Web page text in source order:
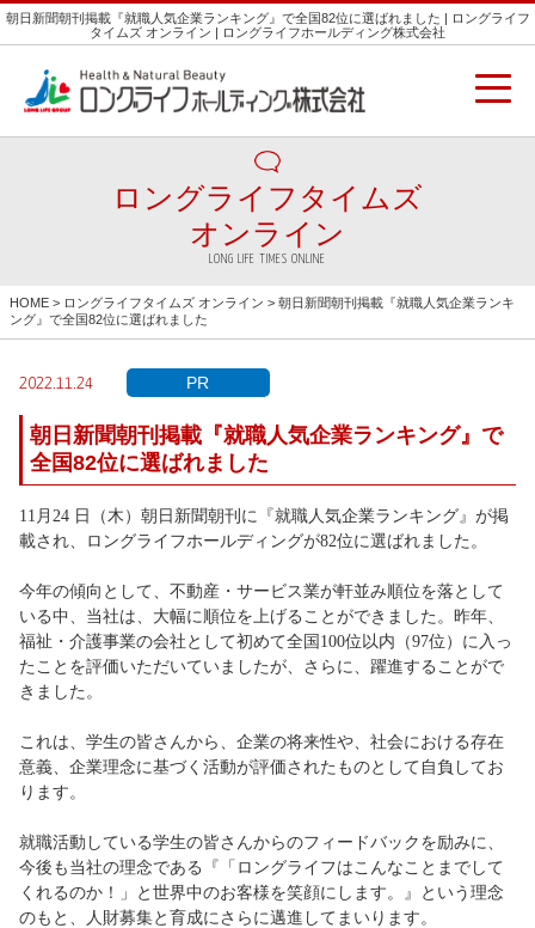
朝日新聞朝刊掲載『就職人気企業ランキング』で全国82位に選ばれました | ロングライフ
タイムズ オンライン | ロングライフホールディング株式会社
ロングライフタイムズ
オンライン
LONG LIFE TIMES ONLINE
HOME > ロングライフタイムズ オンライン > 朝日新聞朝刊掲載『就職人気企業ランキ
ング』で全国82位に選ばれました
2022.11.24 PR
朝日新聞朝刊掲載『就職人気企業ランキング』で
全国82位に選ばれました
11月24 日（木）朝日新聞朝刊に『就職人気企業ランキング』が掲
載され、ロングライフホールディングが82位に選ばれました。
今年の傾向として、不動産・サービス業が軒並み順位を落として
いる中、当社は、大幅に順位を上げることができました。昨年、
福祉・介護事業の会社として初めて全国100位以内（97位）に入っ
たことを評価いただいていましたが、さらに、躍進することがで
きました。
これは、学生の皆さんから、企業の将来性や、社会における存在
意義、企業理念に基づく活動が評価されたものとして自負してお
ります。
就職活動している学生の皆さんからのフィードバックを励みに、
今後も当社の理念である『「ロングライフはこんなことまでして
くれるのか！」と世界中のお客様を笑顔にします。』という理念
のもと、人財募集と育成にさらに邁進してまいります。